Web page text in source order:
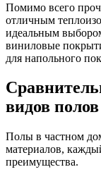
Помимо всего
отличным
идеальным
виниловые
для напольного
видов полов
Полы в частном
материалов,
преимущества.